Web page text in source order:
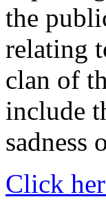
the
relating
clan of
include
sadness
Click